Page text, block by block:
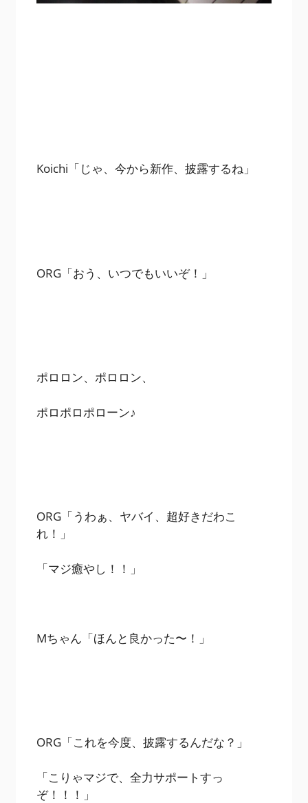
Koichi「じゃ、今から新作、披露するね」
ORG「おう、いつでもいいぞ！」
ポロロン、ポロロン、
ポロポロポローン♪
ORG「うわぁ、ヤバイ、超好きだわこ
れ！」
「マジ癒やし！！」
Mちゃん「ほんと良かった〜！」
ORG「これを今度、披露するんだな？」
「こりゃマジで、全力サポートすっ
ぞ！！！」